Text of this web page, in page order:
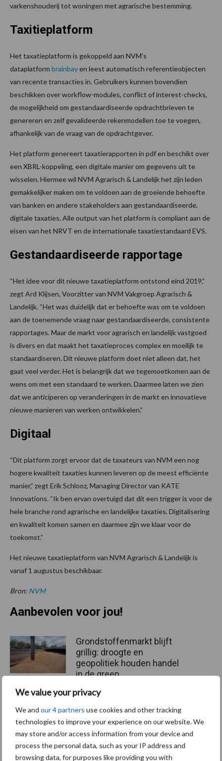
We value your privacy
We and our 4 partners use cookies and other tracking
technologies to improve your experience on our website. We
may store and/or access information from your device and
process the personal data, such as your IP address and
browsing data, for purposes like providing you with
varkenshouderij tot woningen met agrarische bestemming.
Taxitieplatform
Het taxatieplatform is gekoppeld aan NVM’s
dataplatform brainbayen leest automatisch referentieobjecten
van recente transacties in. Gebruikers kunnen bovendien
beschikken over workflow-modules, conflict of interest-checks,
de mogelijkheid om gestandaardiseerde opdrachtbrieven te
genereren en zelf gevalideerde rekenmodellen toe te voegen,
afhankelijk van de vraag van de opdrachtgever.
Het platform genereert taxatierapporten in pdf en beschikt over
een XBRL-koppeling, een digitale manier om gegevens uit te
wisselen. Hiermee wil NVM Agrarisch & Landelijk het zijn leden
gemakkelijker maken om te voldoen aan de groeiende behoefte
van banken en andere stakeholders aan gestandaardiseerde,
digitale taxaties. Alle output van het platform is compliant aan de
eisen van het NRVT en de internationale taxatiestandaard EVS.
Gestandaardiseerde rapportage
“Het idee voor dit nieuwe taxatieplatform ontstond eind 2019,”
zegt Ard Klijsen, Voorzitter van NVM Vakgroep Agrarisch &
Landelijk. “Het was duidelijk dat er behoefte was om te voldoen
aan de toenemende vraag naar gestandaardiseerde, consistente
rapportages. Maar de markt voor agrarisch en landelijk vastgoed
is divers en dat maakt het taxatieproces complex en moeilijk te
standaardiseren. Dit nieuwe platform doet niet alleen dat, het
gaat veel verder. Het is belangrijk dat we tegemoetkomen aan de
wens om met een standaard te werken. Daarmee laten we zien
dat we anticiperen op veranderingen in de markt en innovatieve
nieuwe manieren van werken ontwikkelen.”
Digitaal
“Dit platform zorgt ervoor dat de taxateurs van NVM een nog
hogere kwaliteit taxaties kunnen leveren op de meest efficiënte
manier,” zegt Erik Schlooz, Managing Director van KATE
Innovations. “Ik ben ervan overtuigd dat dit een trigger is voor de
hele branche rond agrarische en landelijke taxaties. Digitalisering
en kwaliteit komen samen en daarmee zijn we klaar voor de
toekomst.”
Het nieuwe taxatieplatform van NVM Agrarisch & Landelijk is
vanaf 1 augustus beschikbaar.
Bron: NVM
Aanbevolen voor jou!
Grondstoffenmarkt blijft
grillig: droogte en
geopolitiek houden handel
in de greep
De speenhuid: een vaak
onderschatte risicofactor
voor mastitis